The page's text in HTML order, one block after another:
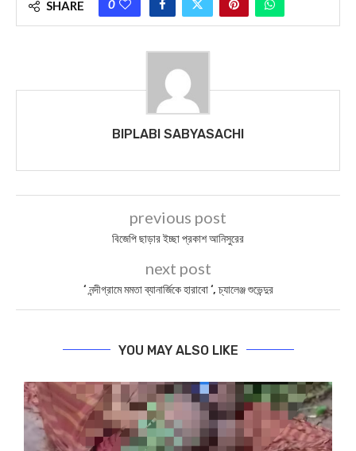
SHARE 0
BIPLABI SABYASACHI
previous post
বিজেপি ছাড়ার ইচ্ছা প্রকাশ আনিসুরের
next post
‘ নন্দীগ্রামে মমতা ব্যানার্জিকে হারাবো ‘, চ্যালেঞ্জ শুভেন্দুর
YOU MAY ALSO LIKE